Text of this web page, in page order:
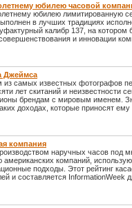
юбилею часовой
юбилею лимитированную
в лучших традициях
калибр 137, на котором
и инновации
Джеймса
самых известных фотографов
лет скитаний и неизвестности
брендам с мировым именем.
доходах, которые приносят ему
компания
наручных часов под
компаний,
подходы. Этот рейтинг
и составляется InformationWeek